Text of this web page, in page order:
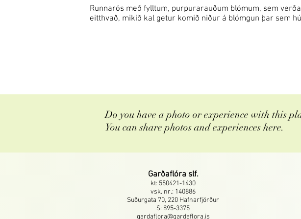
Runnarós með fylltum, purpurarauðum blómum, sem
eitthvað, mikið kal getur komið niður á blómgun þar sem
Do you have a photo or experience with this
You can share photos and experiences here.
Garðaflóra slf.
kt: 550421-1430
vsk. nr.: 140886
Suðurgata 70, 220 Hafnarfjörður
S: 895-3375
gardaflora@gardaflora.is